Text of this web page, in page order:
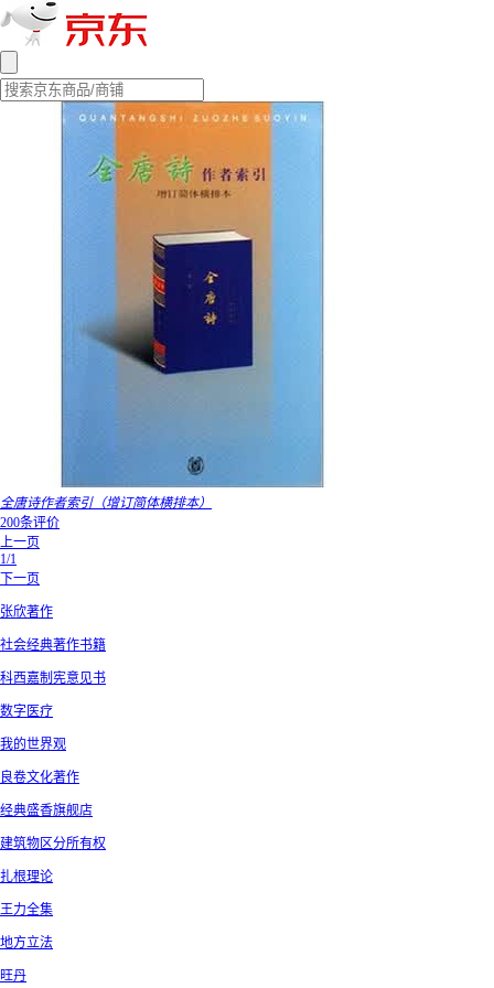
全唐诗作者索引（增订简体横排本）
200条评价
上一页
1/1
下一页
张欣著作
社会经典著作书籍
科西嘉制宪意见书
数字医疗
我的世界观
良卷文化著作
经典盛香旗舰店
建筑物区分所有权
扎根理论
王力全集
地方立法
旺丹